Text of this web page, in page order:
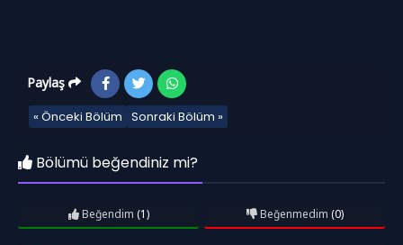
Paylaş
« Önceki Bölüm Sonraki Bölüm »
Bölümü beğendiniz mi?
Beğendim (1) Beğenmedim (0)